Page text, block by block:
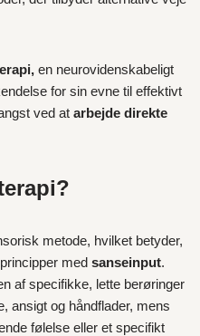
en neurovidenskabeligt
for sin evne til effektivt
ved at arbejde direkte
metode, hvilket betyder,
med sanseinput.
af specifikke, lette berøringer
ansigt og håndflader, mens
følelse eller et specifikt